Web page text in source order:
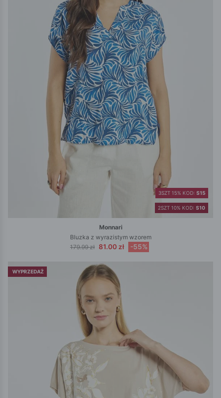
2SZT 10% KOD: S10
3SZT 15% KOD: S15
Monnari
Bluzka z wyrazistym wzorem
179.99 zł 81.00 zł -55%
WYPRZEDAŻ